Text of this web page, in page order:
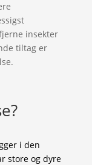
insekter
tiltag er
i den
store og dyre